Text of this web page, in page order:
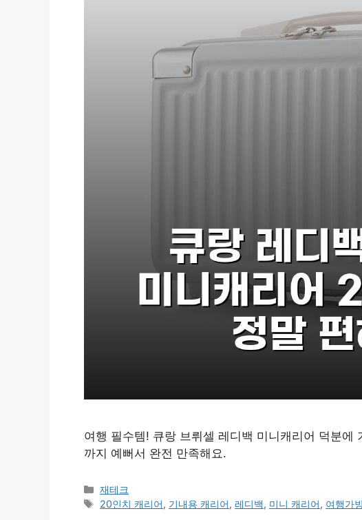
여행 필수템! 큐랑 브뤼셀 레디백 미니캐리어 덕분에
까지 예뻐서 완전 만족해요.
카
테
재테크
태
20인치 캐리어, 기내용 캐리어,레디백, 미니 캐리어, 여행가